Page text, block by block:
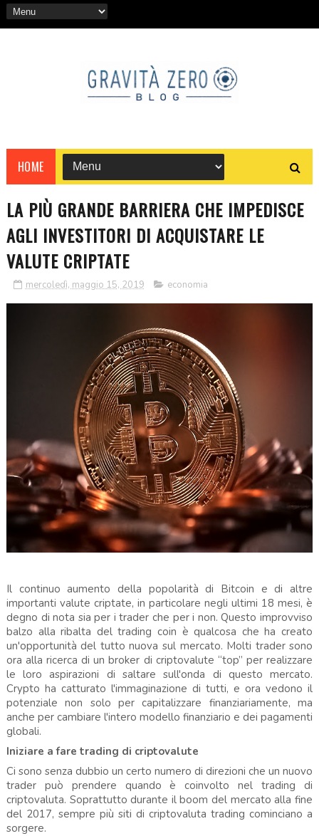
HOME
LA PIÙ GRANDE BARRIERA CHE IMPEDISCE
AGLI INVESTITORI DI ACQUISTARE LE
VALUTE CRIPTATE
mercoledì, maggio 15, 2019 economia
Il continuo aumento della popolarità di Bitcoin e di altre
importanti valute criptate, in particolare negli ultimi 18 mesi, è
degno di nota sia per i trader che per i non. Questo improvviso
balzo alla ribalta del trading coin è qualcosa che ha creato
un'opportunità del tutto nuova sul mercato. Molti trader sono
ora alla ricerca di un broker di criptovalute “top” per realizzare
le loro aspirazioni di saltare sull'onda di questo mercato.
Crypto ha catturato l'immaginazione di tutti, e ora vedono il
potenziale non solo per capitalizzare finanziariamente, ma
anche per cambiare l'intero modello finanziario e dei pagamenti
globali.
Iniziare a fare trading di criptovalute
Ci sono senza dubbio un certo numero di direzioni che un nuovo
trader può prendere quando è coinvolto nel trading di
criptovaluta. Soprattutto durante il boom del mercato alla fine
del 2017, sempre più siti di criptovaluta trading cominciano a
sorgere.